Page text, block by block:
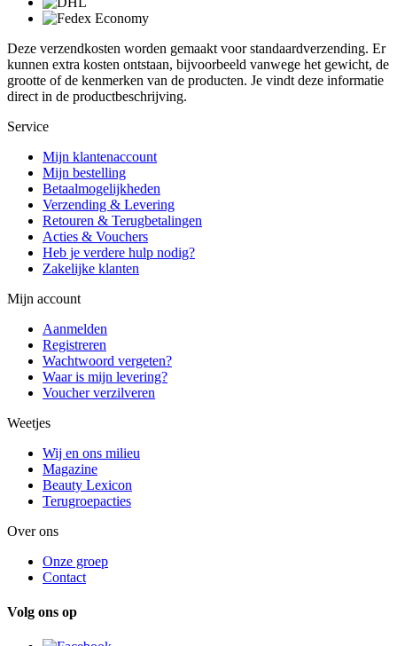
Deze verzendkosten worden gemaakt voor standaardverzending. Er
kunnen extra kosten ontstaan, bijvoorbeeld vanwege het gewicht, de
grootte of de kenmerken van de producten. Je vindt deze informatie
direct in de productbeschrijving.
Service
Mijn klantenaccount
Mijn bestelling
Betaalmogelijkheden
Verzending & Levering
Retouren & Terugbetalingen
Acties & Vouchers
Heb je verdere hulp nodig?
Zakelijke klanten
Mijn account
Aanmelden
Registreren
Wachtwoord vergeten?
Waar is mijn levering?
Voucher verzilveren
Weetjes
Wij en ons milieu
Magazine
Beauty Lexicon
Terugroepacties
Over ons
Onze groep
Contact
Volg ons op